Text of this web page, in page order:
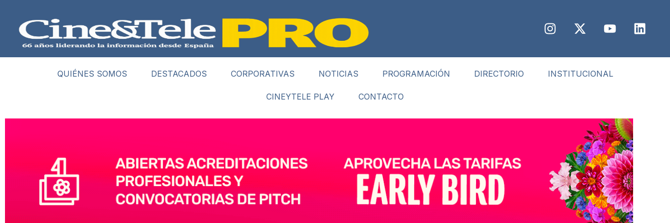
QUIÉNES SOMOS DESTACADOS CORPORATIVAS NOTICIAS PROGRAMACIÓN DIRECTORIO INSTITUCIONAL
CINEYTELE PLAY CONTACTO